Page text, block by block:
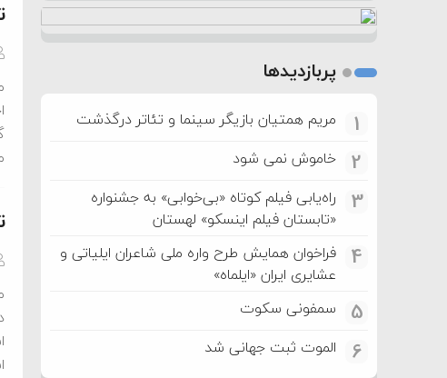
پربازدیدها
1 مریم همتیان بازیگر سینما و تئاتر درگذشت
2 خاموش نمی شود
3
راه‌یابی فیلم کوتاه «بی‌خوابی» به جشنواره
«تابستان فیلم اینسکو» لهستان
4
فراخوان همایش طرح واره ملی شاعران ایلیاتی و
عشایری ایران «ایلماه»
5 سمفونی سکوت
6 الموت ثبت جهانی شد